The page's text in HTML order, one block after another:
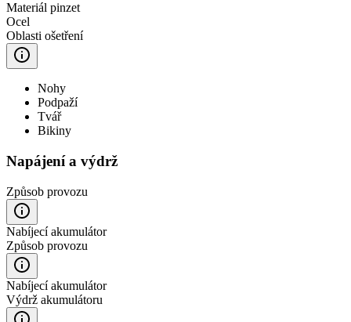
Materiál pinzet
Ocel
Oblasti ošetření
Nohy
Podpaží
Tvář
Bikiny
Napájení a výdrž
Způsob provozu
Nabíjecí akumulátor
Způsob provozu
Nabíjecí akumulátor
Výdrž akumulátoru